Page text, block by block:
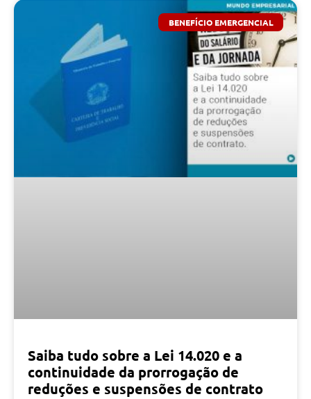
BENEFÍCIO EMERGENCIAL
Saiba tudo sobre a Lei 14.020 e a
continuidade da prorrogação de
reduções e suspensões de contrato